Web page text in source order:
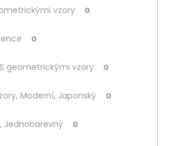
vzory 0
0
geometrickými vzory 0
Moderní, Japonský 0
Jednobarevný 0